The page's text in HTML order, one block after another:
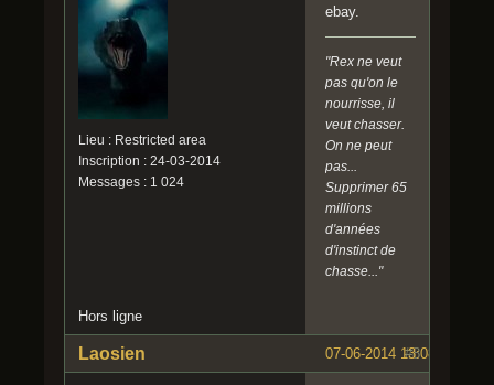
Lieu : Restricted area
Inscription : 24-03-2014
Messages : 1 024
ebay.
"Rex ne veut
pas qu'on le
nourrisse, il
veut chasser.
On ne peut
pas...
Supprimer 65
millions
d'années
d'instinct de
chasse..."
Hors ligne
#8
07-06-2014 13:08:51
Laosien